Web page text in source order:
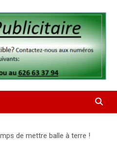
de mettre balle à terre !